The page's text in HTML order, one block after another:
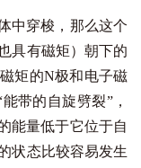
中穿梭，那么这个
具有磁矩）朝下的
矩的N极和电子磁
带的自旋劈裂”，
能量低于它位于自
状态比较容易发生